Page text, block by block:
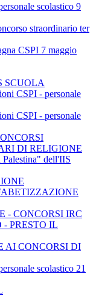
scolastico 9
straordinario ter
CSPI 7 maggio
SCUOLA
CSPI - personale
CSPI - personale
DI RELIGIONE
dell'IIS
- CONCORSI IRC
PRESTO IL
AI CONCORSI DI
scolastico 21